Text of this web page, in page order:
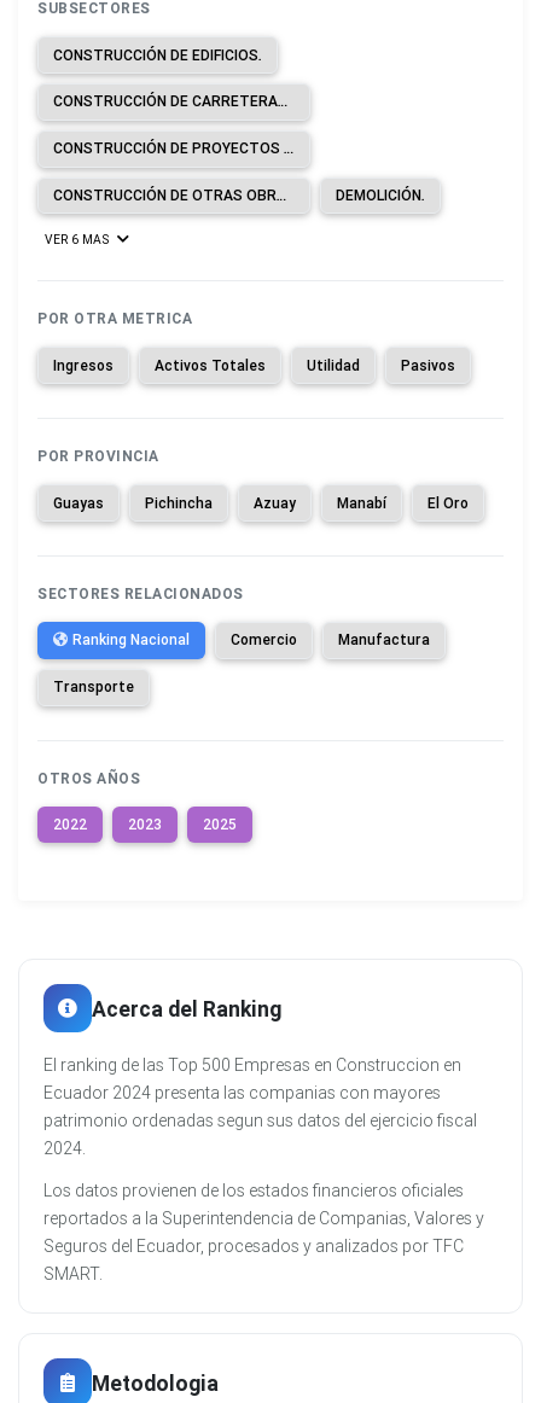
SUBSECTORES
CONSTRUCCIÓN DE EDIFICIOS.
CONSTRUCCIÓN DE CARRETERAS Y LÍNEAS DE FERROCARRIL.
CONSTRUCCIÓN DE PROYECTOS DE SERVICIOS PÚBLICOS.
CONSTRUCCIÓN DE OTRAS OBRAS DE INGENIERÍA CIVIL. DEMOLICIÓN.
VER 6 MAS
POR OTRA METRICA
Ingresos Activos Totales Utilidad Pasivos
POR PROVINCIA
Guayas Pichincha Azuay Manabí El Oro
SECTORES RELACIONADOS
Ranking Nacional Comercio Manufactura
Transporte
OTROS AÑOS
2022 2023 2025
Acerca del Ranking
El ranking de las Top 500 Empresas en Construccion en
Ecuador 2024 presenta las companias con mayores
patrimonio ordenadas segun sus datos del ejercicio fiscal
2024.
Los datos provienen de los estados financieros oficiales
reportados a la Superintendencia de Companias, Valores y
Seguros del Ecuador, procesados y analizados por TFC
SMART.
Metodologia